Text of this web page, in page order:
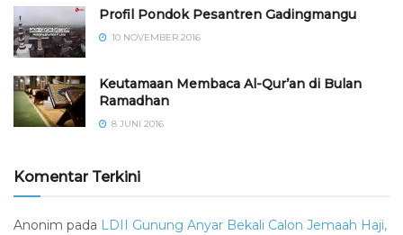
⁠⁠⁠Profil Pondok Pesantren Gadingmangu
10 NOVEMBER 2016
Keutamaan Membaca Al-Qur’an di Bulan
Ramadhan
8 JUNI 2016
Komentar Terkini
Anonim pada LDII Gunung Anyar Bekali Calon Jemaah Haji,